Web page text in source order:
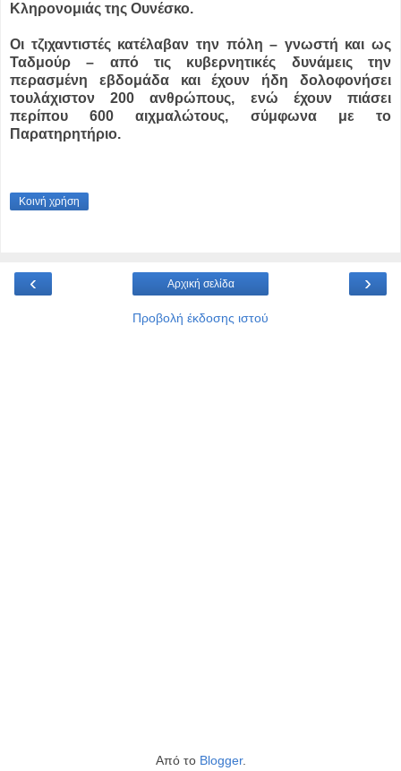
Κληρονομιάς της Ουνέσκο.
Οι τζιχαντιστές κατέλαβαν την πόλη – γνωστή και ως
Ταδμούρ – από τις κυβερνητικές δυνάμεις την
περασμένη εβδομάδα και έχουν ήδη δολοφονήσει
τουλάχιστον 200 ανθρώπους, ενώ έχουν πιάσει
περίπου 600 αιχμαλώτους, σύμφωνα με το
Παρατηρητήριο.
Κοινή χρήση
‹ ›
Αρχική σελίδα
Προβολή έκδοσης ιστού
Από το Blogger.